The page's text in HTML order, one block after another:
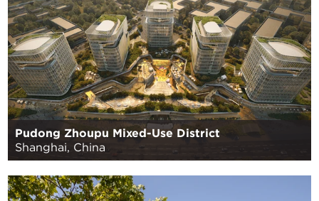
Pudong Zhoupu Mixed-Use District
Shanghai, China